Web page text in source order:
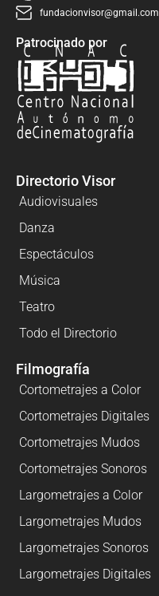
fundacionvisor@gmail.com
Patrocinado por
Directorio Visor
Audiovisuales
Danza
Espectáculos
Música
Teatro
Todo el Directorio
Filmografía
Cortometrajes a Color
Cortometrajes Digitales
Cortometrajes Mudos
Cortometrajes Sonoros
Largometrajes a Color
Largometrajes Mudos
Largometrajes Sonoros
Largometrajes Digitales